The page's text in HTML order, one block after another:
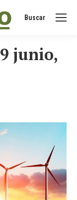
Buscar:
Buscar
9 junio,